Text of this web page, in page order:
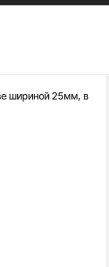
шириной 25мм, в